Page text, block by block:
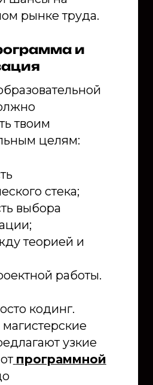
рынке труда.
и
твоим
целям:
стека;
выбора
теорией и
работы.
кодинг.
узкие
программной